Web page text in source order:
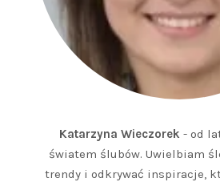
Katarzyna Wieczorek - od
światem ślubów. Uwielbiam
trendy i odkrywać inspiracje,